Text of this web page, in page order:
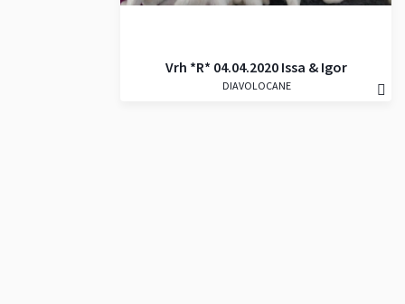
Vrh *R* 04.04.2020 Issa & Igor
DIAVOLOCANE